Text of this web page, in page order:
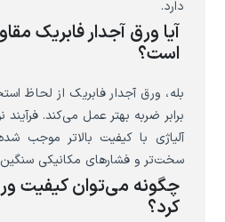
دارد.
آیا ورق آجدار فابریک
است؟
بله، ورق آجدار فابریک از لحاظ
برابر ضربه بهتر عمل می‌کند. فرآیند
آلیاژی با کیفیت بالاتر موجب
سخت‌تر و فشارهای مکانیکی
چگونه می‌توان کیفیت ورق
کرد؟